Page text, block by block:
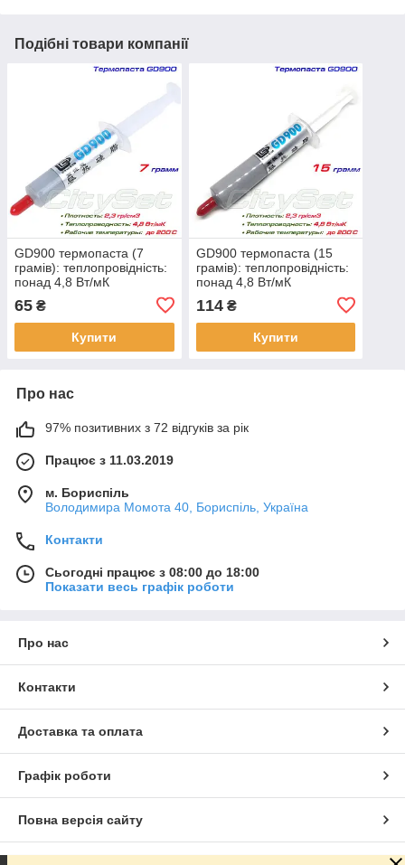
Подібні товари компанії
GD900 термопаста (7
грамів): теплопровідність:
понад 4,8 Вт/мК
65 ₴
Купити
GD900 термопаста (15
грамів): теплопровідність:
понад 4,8 Вт/мК
114₴
Купити
Про нас
97% позитивних з 72 відгуків за рік
Працює з 11.03.2019
м. Бориспіль
Володимира Момота 40, Бориспіль, Україна
Контакти
Сьогодні працює з 08:00 до 18:00
Показати весь графік роботи
Про нас
Контакти
Доставка та оплата
Графік роботи
Повна версія сайту